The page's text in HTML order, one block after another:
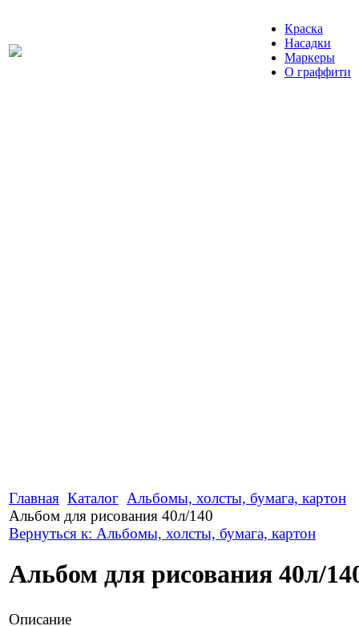
Краска
Насадки
Маркеры
О граффити
Главная Каталог Альбомы, холсты, бумага, картон
Альбом для рисования 40л/140
Вернуться к: Альбомы, холсты, бумага, картон
Альбом для рисования 40л/
Описание